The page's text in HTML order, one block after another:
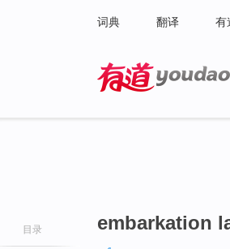
词典 翻译 有
目录 embarkation